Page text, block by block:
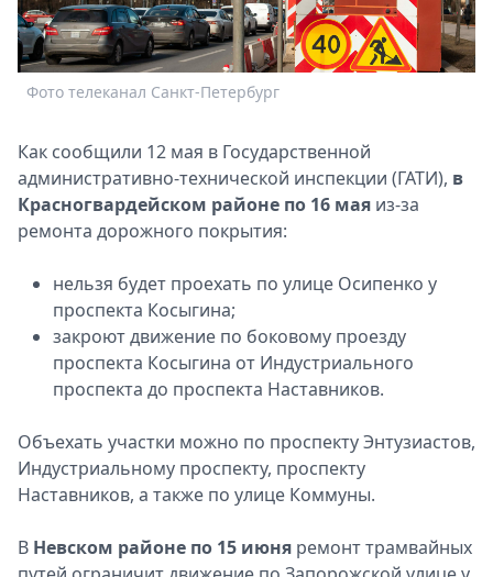
2026
Скачай
Metro
Фото телеканал Санкт-Петербург
Как сообщили 12 мая в Государственной
административно-технической инспекции (ГАТИ), в
Красногвардейском районе по 16 мая из-за
ремонта дорожного покрытия:
нельзя будет проехать по улице Осипенко у
проспекта Косыгина;
закроют движение по боковому проезду
проспекта Косыгина от Индустриального
проспекта до проспекта Наставников.
Объехать участки можно по проспекту Энтузиастов,
Индустриальному проспекту, проспекту
Наставников, а также по улице Коммуны.
В Невском районе по 15 июня ремонт трамвайных